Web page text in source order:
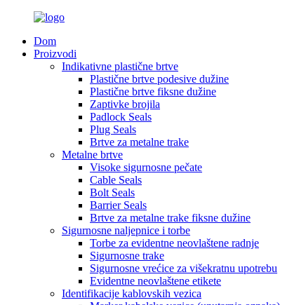
Dom
Proizvodi
Indikativne plastične brtve
Plastične brtve podesive dužine
Plastične brtve fiksne dužine
Zaptivke brojila
Padlock Seals
Plug Seals
Brtve za metalne trake
Metalne brtve
Visoke sigurnosne pečate
Cable Seals
Bolt Seals
Barrier Seals
Brtve za metalne trake fiksne dužine
Sigurnosne naljepnice i torbe
Torbe za evidentne neovlaštene radnje
Sigurnosne trake
Sigurnosne vrećice za višekratnu upotrebu
Evidentne neovlaštene etikete
Identifikacije kablovskih vezica